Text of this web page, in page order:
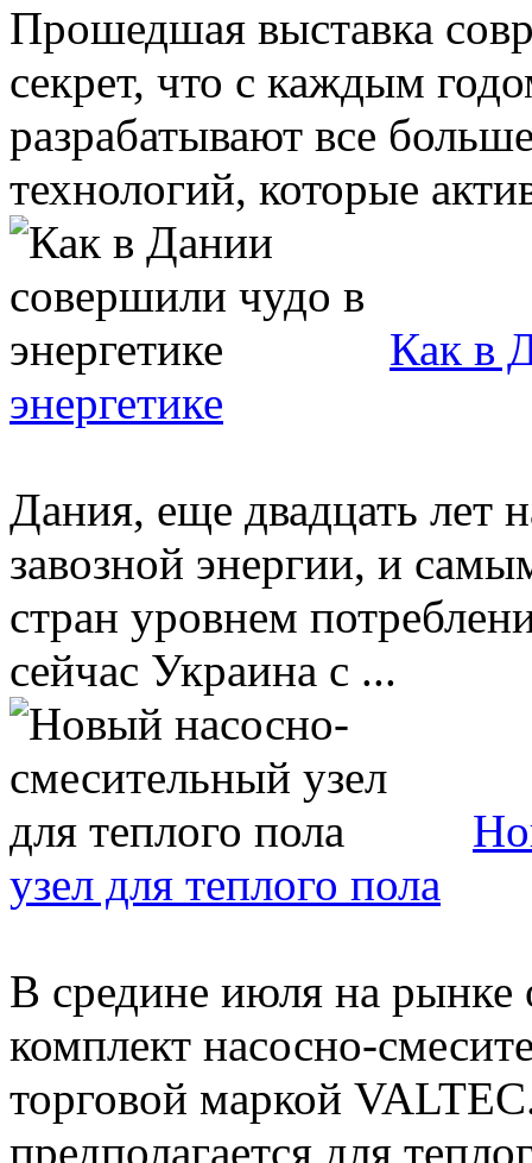
Прошедшая выставка
секрет, что с каждым
разрабатывают все
технологий, которые
Как в
энергетике
Дания, еще двадцать лет
завозной энергии, и
стран уровнем
сейчас Украина с ...
узел для теплого пола
В средине июля на рынке
комплект насосно-
торговой маркой
предполагается для